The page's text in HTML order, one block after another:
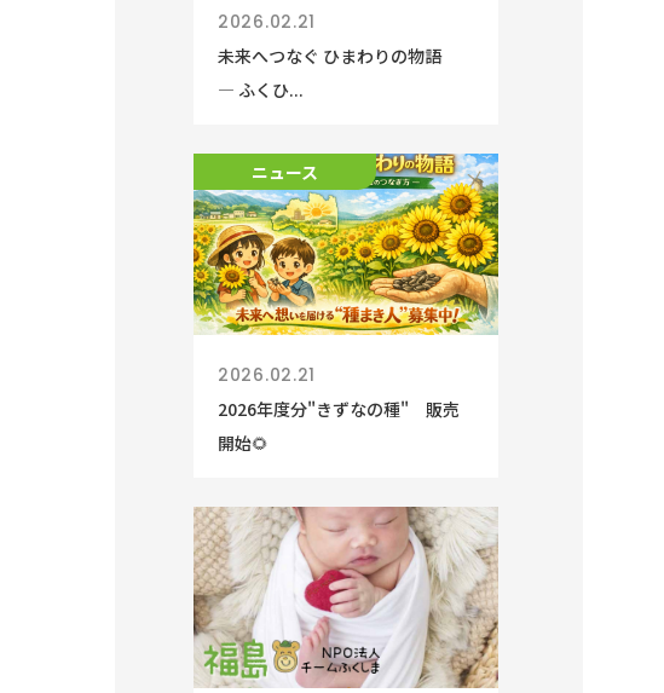
2026.02.21
未来へつなぐ ひまわりの物語
― ふくひ...
ニュース
2026.02.21
2026年度分"きずなの種" 販売
開始🌻